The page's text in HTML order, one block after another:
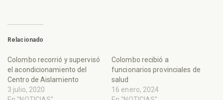
Relacionado
Colombo recorrió y supervisó
el acondicionamiento del
Centro de Aislamiento
3 julio, 2020
Colombo recibió a
funcionarios provinciales de
salud
16 enero, 2024